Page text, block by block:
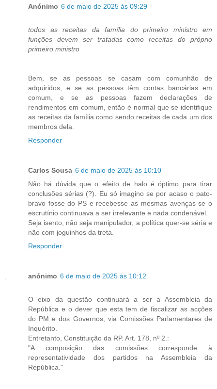
Anónimo 6 de maio de 2025 às 09:29
todos as receitas da família do primeiro ministro em
funções devem ser tratadas como receitas do próprio
primeiro ministro
Bem, se as pessoas se casam com comunhão de
adquiridos, e se as pessoas têm contas bancárias em
comum, e se as pessoas fazem declarações de
rendimentos em comum, então é normal que se identifique
as receitas da família como sendo receitas de cada um dos
membros dela.
Responder
Carlos Sousa 6 de maio de 2025 às 10:10
Não há dúvida que o efeito de halo é óptimo para tirar
conclusões sérias (?). Eu só imagino se por acaso o pato-
bravo fosse do PS e recebesse as mesmas avenças se o
escrutínio continuava a ser irrelevante e nada condenável.
Seja isento, não seja manipulador, a política quer-se séria e
não com joguinhos da treta.
Responder
anónimo 6 de maio de 2025 às 10:12
O eixo da questão continuará a ser a Assembleia da
República e o dever que esta tem de fiscalizar as acções
do PM e dos Governos, via Comissões Parlamentares de
Inquérito.
Entretanto, Constituição da RP. Art. 178, nº 2.:
"A composição das comissões corresponde à
representatividade dos partidos na Assembleia da
República."